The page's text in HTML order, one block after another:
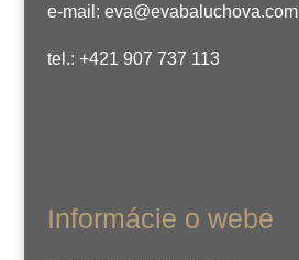
e-mail: eva@evabaluchova.com
tel.: +421 907 737 113
Informácie o webe